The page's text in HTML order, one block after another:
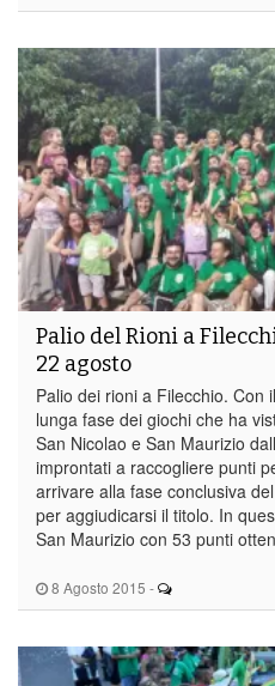
8 Agosto 2015 -
Palio del Rioni a
22 agosto
Palio dei rioni a Filecchio. Con
lunga fase dei giochi che ha
San Nicolao e San Maurizio
improntati a raccogliere punti
arrivare alla fase conclusiva
per aggiudicarsi il titolo. In
San Maurizio con 53 punti